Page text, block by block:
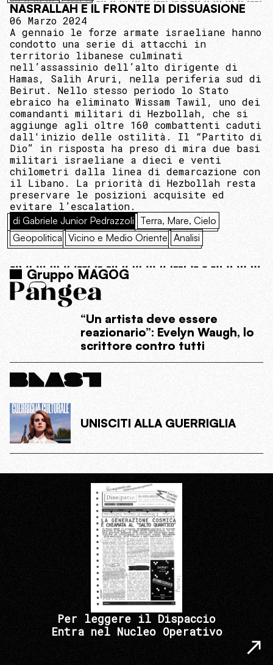
NASRALLAH E IL FRONTE DI DISSUASIONE
06 Marzo 2024
A gennaio le forze armate israeliane hanno
condotto una serie di attacchi in
territorio libanese culminati
nell’assassinio dell’alto dirigente di
Hamas, Salih Aruri, nella periferia sud di
Beirut. Nello stesso periodo lo Stato
ebraico ha eliminato Wissam Tawil, uno dei
comandanti militari di Hezbollah, che si
aggiunge agli oltre 160 combattenti caduti
dall'inizio delle ostilità. Il “Partito di
Dio” in risposta ha preso di mira due basi
militari israeliane a dieci e venti
chilometri dalla linea di demarcazione con
il Libano. La priorità di Hezbollah resta
preservare le posizioni acquisite ed
evitare l’escalation.
di Gabriele Junior Pedrazzoli Terra, Mare, Cielo
Geopolitica Vicino e Medio Oriente Analisi
Gruppo MAGOG
“Un artista deve essere
reazionario”: Evelyn Waugh, lo
scrittore contro tutti
UNISCITI ALLA GUERRIGLIA
Per leggere il Dispaccio
Entra nel Nucleo Operativo